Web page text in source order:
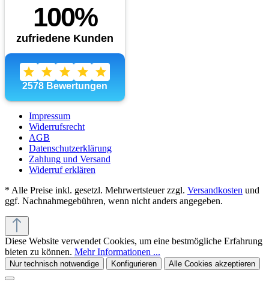
Impressum
Widerrufsrecht
AGB
Datenschutzerklärung
Zahlung und Versand
Widerruf erklären
* Alle Preise inkl. gesetzl. Mehrwertsteuer zzgl. Versandkosten und
ggf. Nachnahmegebühren, wenn nicht anders angegeben.
Diese Website verwendet Cookies, um eine bestmögliche Erfahrung
bieten zu können. Mehr Informationen ...
Nur technisch notwendige Konfigurieren Alle Cookies akzeptieren